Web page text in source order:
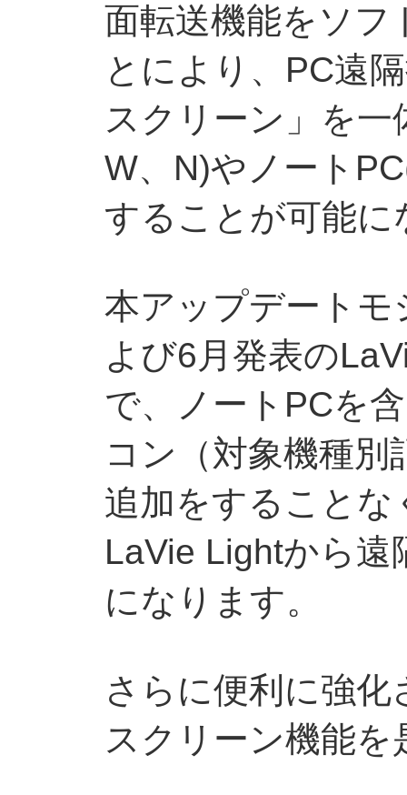
面転送機能をソフ
とにより、PC遠
スクリーン」を一
W、N)やノート
することが可能に
本アップデートモ
よび6月発表の
で、ノートPCを
コン（対象機種
追加をすることな
LaVie Lightから
になります。
さらに便利に強
スクリーン機能